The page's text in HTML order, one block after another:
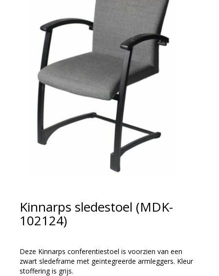
Kinnarps sledestoel (MDK-
102124)
Deze Kinnarps conferentiestoel is voorzien van een
zwart sledeframe met geïntegreerde armleggers. Kleur
stoffering is grijs.